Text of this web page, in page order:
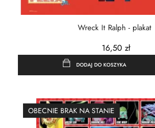
Wreck It Ralph - plakat
16,50 zł
DODAJ DO KOSZYKA
OBECNIE BRAK NA STANIE